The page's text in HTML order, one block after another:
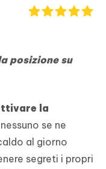
posizione su
la
se ne
al giorno
segreti i propri